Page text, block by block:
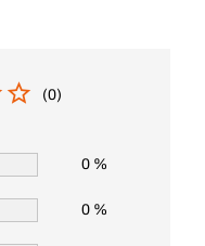
(0)
0 %
0 %